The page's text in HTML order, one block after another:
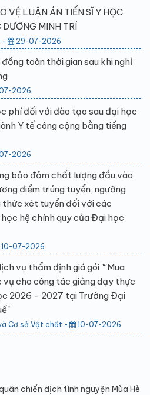
VỆ LUẬN ÁN TIẾN SĨ Y HỌC
MINH TRÍ
- 29-07-2026
toàn thời gian sau khi nghỉ
2026
phí đối với đào tạo sau đại học
Y tế công cộng bằng tiếng
2026
bảo đảm chất lượng đầu vào
điểm trúng tuyển, ngưỡng
thức xét tuyển đối với các
hệ chính quy của Đại học
10-07-2026
vụ thẩm định giá gói "“Mua
cho công tác giảng dạy thực
2026 - 2027 tại Trường Đại
Cơ sở Vật chất - 10-07-2026
chiến dịch tình nguyện Mùa Hè